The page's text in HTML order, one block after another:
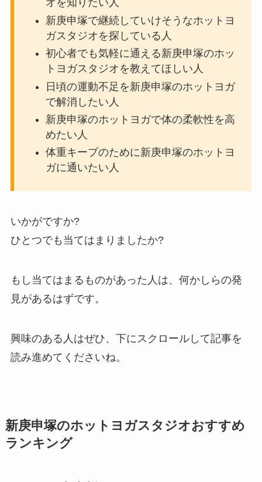
オを知りたい人
新庚申塚で継続していけそうなホットヨ
ガスタジオを探している人
初心者でも気軽に通える新庚申塚のホッ
トヨガスタジオを教えてほしい人
日頃の運動不足を新庚申塚のホットヨガ
で解消したい人
新庚申塚のホットヨガで体の柔軟性を高
めたい人
体重キープのために新庚申塚のホットヨ
ガに通いたい人
いかがですか?
ひとつでも当てはまりましたか?
もし当てはまるものがあった人は、何かしらの発
見があるはずです。
興味のある人はぜひ、下にスクロールして記事を
読み進めてくださいね。
新庚申塚のホットヨガスタジオおすすめ
ランキング